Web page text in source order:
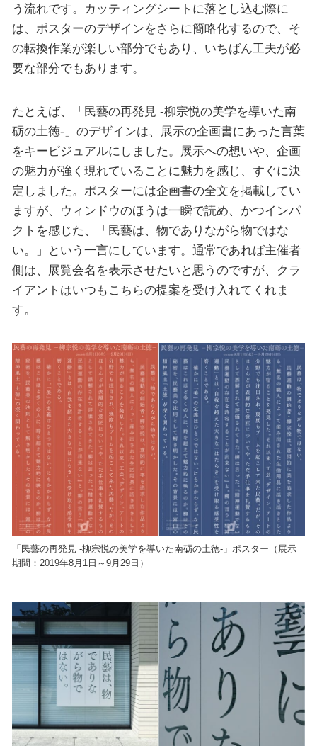
う流れです。カッティングシートに落とし込む際に
は、ポスターのデザインをさらに簡略化するので、そ
の転換作業が楽しい部分でもあり、いちばん工夫が必
要な部分でもあります。
たとえば、「民藝の再発見 -柳宗悦の美学を導いた南
砺の土徳-」のデザインは、展示の企画書にあった言葉
をキービジュアルにしました。展示への想いや、企画
の魅力が強く現れていることに魅力を感じ、すぐに決
定しました。ポスターには企画書の全文を掲載してい
ますが、ウィンドウのほうは一瞬で読め、かつインパ
クトを感じた、「民藝は、物でありながら物ではな
い。」という一言にしています。通常であれば主催者
側は、展覧会名を表示させたいと思うのですが、クラ
イアントはいつもこちらの提案を受け入れてくれま
す。
「民藝の再発見 -柳宗悦の美学を導いた南砺の土徳-」ポスター（展示
期間：2019年8月1日～9月29日）